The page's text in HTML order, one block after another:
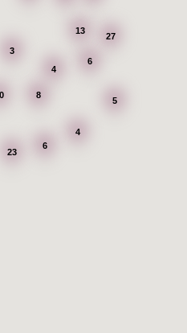
23
27
8
4
6
6
13
3
4
5